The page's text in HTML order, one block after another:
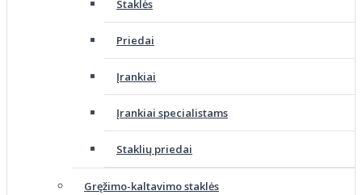
Staklės
Priedai
Įrankiai
Įrankiai specialistams
Staklių priedai
Gręžimo-kaltavimo staklės